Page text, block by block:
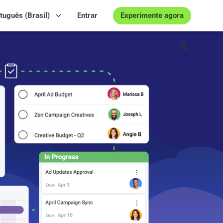
Experimente agora
Entrar
(Brasil)